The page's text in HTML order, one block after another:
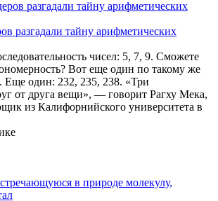
разгадали тайну арифметических
чисел: 5, 7, 9. Сможете
Вот еще один по такому же
Еще один: 232, 235, 238. «Три
от друга вещи», — говорит Рагху Мека,
из Калифорнийского университета в